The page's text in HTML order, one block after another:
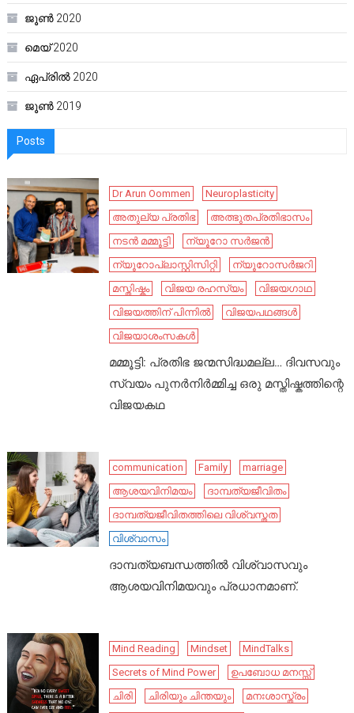
ജൂൺ 2020
മെയ്‌ 2020
ഏപ്രിൽ 2020
ജൂൺ 2019
Posts
Dr Arun Oommen
Neuroplasticity
അതുല്യ പ്രതിഭ
അത്ഭുതപ്രതിഭാസം
നടൻ മമ്മൂട്ടി
ന്യൂറോ സർജൻ
ന്യൂറോപ്ലാസ്റ്റിസിറ്റി
ന്യൂറോസർജറി
മസ്തിഷ്കം
വിജയ രഹസ്യം
വിജയഗാഥ
വിജയത്തിന് പിന്നിൽ
വിജയപഥങ്ങൾ
വിജയാശംസകൾ
മമ്മൂട്ടി: പ്രതിഭ ജന്മസിദ്ധമല്ല… ദിവസവും
സ്വയം പുനർനിർമ്മിച്ച ഒരു മസ്തിഷ്കത്തിന്റെ
വിജയകഥ
communication Family
marriage
ആശയവിനിമയം
ദാമ്പത്യജീവിതം
ദാമ്പത്യജീവിതത്തിലെ വിശ്വസ്തത
വിശ്വാസം
ദാമ്പത്യബന്ധത്തിൽ വിശ്വാസവും
ആശയവിനിമയവും പ്രധാനമാണ്.
Mind Reading Mindset
MindTalks
Secrets of Mind Power
ഉപബോധ മനസ്സ്
ചിരി
ചിരിയും ചിന്തയും
മനഃശാസ്ത്രം